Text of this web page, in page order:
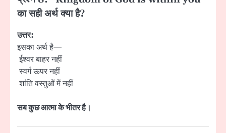
का सही अर्थ क्या है?
उत्तर:
इसका अर्थ है—
ईश्वर बाहर नहीं
स्वर्ग ऊपर नहीं
शांति वस्तुओं में नहीं
सब कुछ आत्मा के भीतर है।